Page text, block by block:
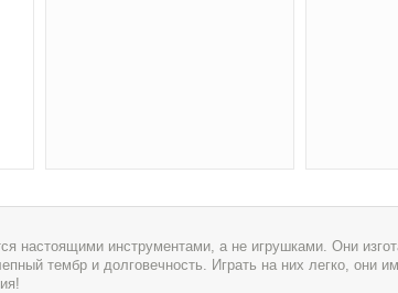
инструментами, а не игрушками. Они
тембр и долговечность. Играть на них легко, они